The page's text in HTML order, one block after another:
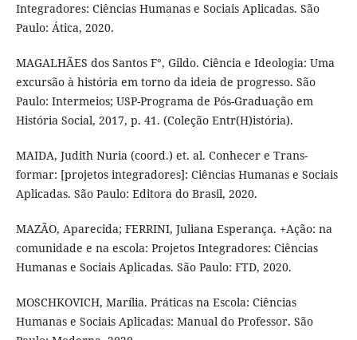
Integradores: Ciências Humanas e Sociais Aplicadas. São
Paulo: Ática, 2020.
MAGALHÃES dos Santos F°, Gildo. Ciência e Ideologia: Uma
excursão à história em torno da ideia de progresso. São
Paulo: Intermeios; USP-Programa de Pós-Graduação em
História Social, 2017, p. 41. (Coleção Entr(H)istória).
MAIDA, Judith Nuria (coord.) et. al. Conhecer e Trans-
formar: [projetos integradores]: Ciências Humanas e Sociais
Aplicadas. São Paulo: Editora do Brasil, 2020.
MAZÃO, Aparecida; FERRINI, Juliana Esperança. +Ação: na
comunidade e na escola: Projetos Integradores: Ciências
Humanas e Sociais Aplicadas. São Paulo: FTD, 2020.
MOSCHKOVICH, Marília. Práticas na Escola: Ciências
Humanas e Sociais Aplicadas: Manual do Professor. São